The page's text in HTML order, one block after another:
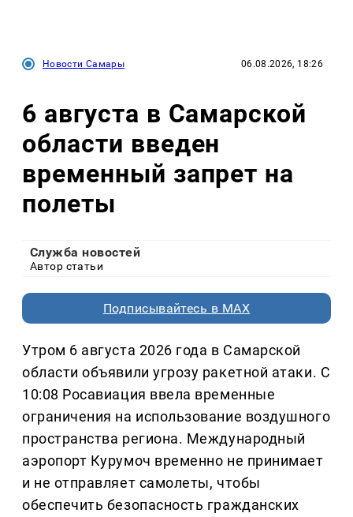
Новости Самары 06.08.2026, 18:26
6 августа в Самарской
области введен
временный запрет на
полеты
Служба новостей
Автор статьи
Подписывайтесь в MAX
Утром 6 августа 2026 года в Самарской
области объявили угрозу ракетной атаки. С
10:08 Росавиация ввела временные
ограничения на использование воздушного
пространства региона. Международный
аэропорт Курумоч временно не принимает
и не отправляет самолеты, чтобы
обеспечить безопасность гражданских